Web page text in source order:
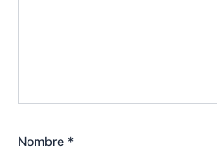
Nombre *